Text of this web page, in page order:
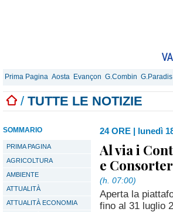
Prima Pagina Aosta Evançon G.Combin G.Paradis
/ TUTTE LE NOTIZIE
SOMMARIO
PRIMA PAGINA
AGRICOLTURA
AMBIENTE
ATTUALITÀ
ATTUALITÀ ECONOMIA
24 ORE | lunedì
Al via i
e
(h. 07:00)
Aperta la
fino al 31 luglio